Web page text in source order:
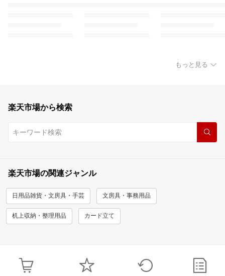
もっと見る
楽天市場から検索
楽天市場の関連ジャンル
日用品雑貨・文房具・手芸 文房具・事務用品
机上収納・整理用品 カード立て